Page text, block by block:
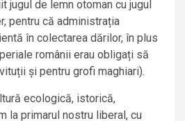
jugul de lemn otoman cu jugul
pentru că administrația
în colectarea dărilor, în plus
românii erau obligați să
și pentru grofi maghiari).
ecologică, istorică,
la primarul nostru liberal, cu